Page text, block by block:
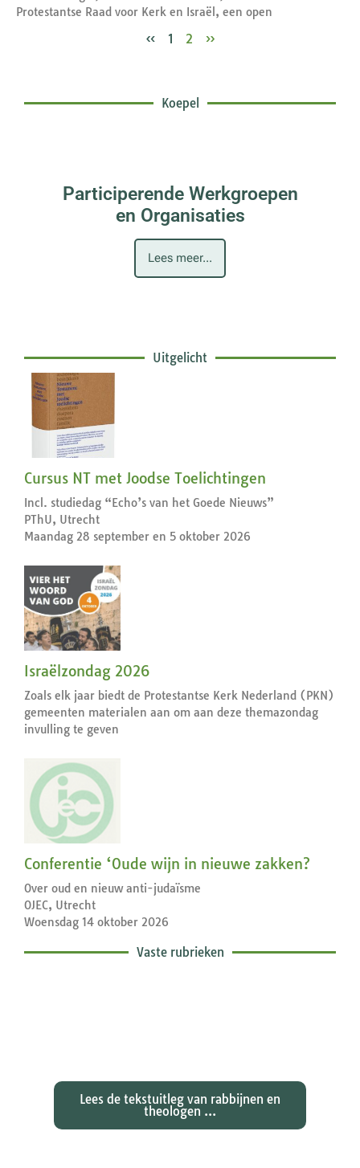
Protestantse Raad voor Kerk en Israël, een open
« 1 2 »
Koepel
Participerende Werkgroepen
en Organisaties
Lees meer...
Uitgelicht
Cursus NT met Joodse Toelichtingen
Incl. studiedag “Echo’s van het Goede Nieuws”
PThU, Utrecht
Maandag 28 september en 5 oktober 2026
Israëlzondag 2026
Zoals elk jaar biedt de Protestantse Kerk Nederland (PKN)
gemeenten materialen aan om aan deze themazondag
invulling te geven
Conferentie ‘Oude wijn in nieuwe zakken?
Over oud en nieuw anti-judaïsme
OJEC, Utrecht
Woensdag 14 oktober 2026
Vaste rubrieken
Lees de tekstuitleg van rabbijnen en
theologen ...